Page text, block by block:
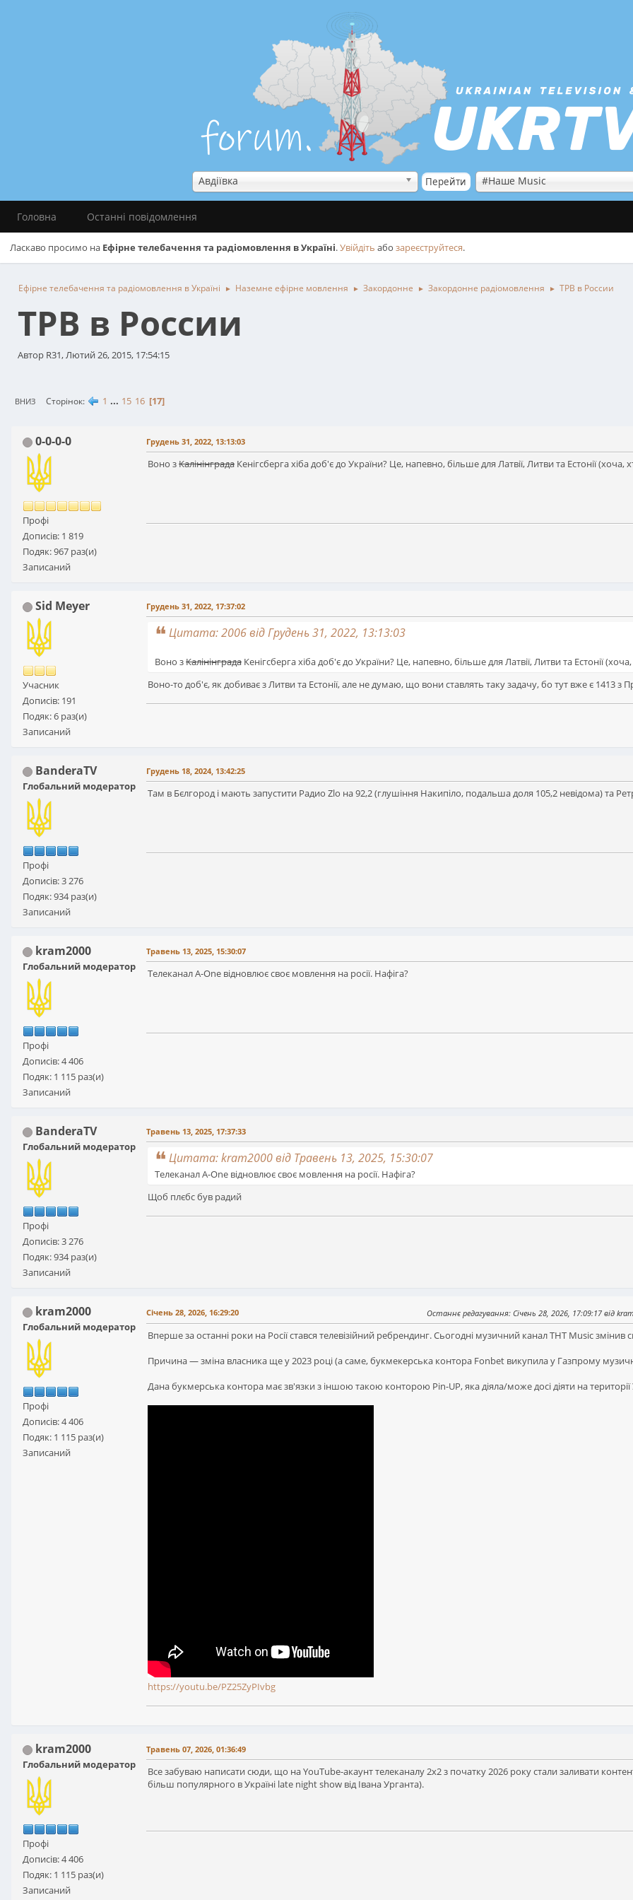
Авдіївка #Наше Music
Головна Останні повідомлення
Ласкаво просимо на Ефірне телебачення та радіомовлення в Україні.Увійдіть або зареєструйтеся.
Ефірне телебачення та радіомовлення в Україні ► Наземне ефірне мовлення ► Закордонне ► Закордонне радіомовлення ► ТРВ в России
ТРВ в России
Автор R31, Лютий 26, 2015, 17:54:15
ВНИЗ Сторінок 1 ... 15 16 17
0-0-0-0
Профі
Дописів: 1 819
Подяк: 967 раз(и)
Записаний
Грудень 31, 2022, 13:13:03
Воно зКалінінграда Кенігсберга хіба доб'є до України? Це, напевно, більше для Латвії, Литви та Естонії (хоча,
Sid Meyer
Учасник
Дописів: 191
Подяк: 6 раз(и)
Записаний
Грудень 31, 2022, 17:37:02
Цитата: 2006 від Грудень 31, 2022, 13:13:03
Воно зКалінінграда Кенігсберга хіба доб'є до України? Це, напевно, більше для Латвії, Литви та Естонії
Воно-то доб'є, як добиває з Литви та Естонії, але не думаю, що вони ставлять таку задачу, бо тут вже є 1413 з
BanderaTV
Глобальний модератор
Профі
Дописів: 3 276
Подяк: 934 раз(и)
Записаний
Грудень 18, 2024, 13:42:25
Там в Бєлгород і мають запустити Радио Zlo на 92,2 (глушіння Накипіло, подальша доля 105,2 невідома) та
kram2000
Глобальний модератор
Профі
Дописів: 4 406
Подяк: 1 115 раз(и)
Записаний
Травень 13, 2025, 15:30:07
Телеканал A-One відновлює своє мовлення на росії. Нафіга?
BanderaTV
Глобальний модератор
Профі
Дописів: 3 276
Подяк: 934 раз(и)
Записаний
Травень 13, 2025, 17:37:33
Цитата: kram2000 від Травень 13, 2025, 15:30:07
Телеканал A-One відновлює своє мовлення на росії. Нафіга?
Щоб плєбс був радий
kram2000
Глобальний модератор
Профі
Дописів: 4 406
Подяк: 1 115 раз(и)
Записаний
Січень 28, 2026, 16:29:20 Останнє редагування: Січень 28, 2026, 17:09:17 від
Вперше за останні роки на Росії стався телевізійний ребрендинг. Сьогодні музичний канал ТНТ Music змінив
Причина — зміна власника ще у 2023 році (а саме, букмекерська контора Fonbet викупила у Газпрому
Дана букмерська контора має зв'язки з іншою такою конторою Pin-UP, яка діяла/може досі діяти на території
https://youtu.be/PZ25ZyPIvbg
kram2000
Глобальний модератор
Профі
Дописів: 4 406
Подяк: 1 115 раз(и)
Записаний
Травень 07, 2026, 01:36:49
Все забуваю написати сюди, що на YouTube-акаунт телеканалу 2х2 з початку 2026 року стали заливати
більш популярного в Україні late night show від Івана Урганта).